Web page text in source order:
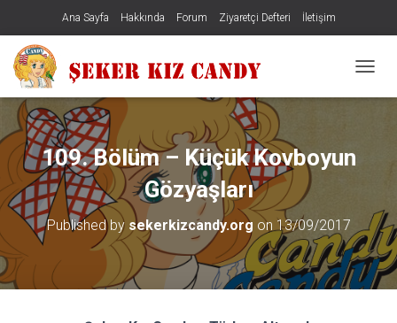
Ana Sayfa Hakkında Forum Ziyaretçi Defteri İletişim
109. Bölüm – Küçük Kovboyun
Gözyaşları
Published by sekerkizcandy.org on 13/09/2017